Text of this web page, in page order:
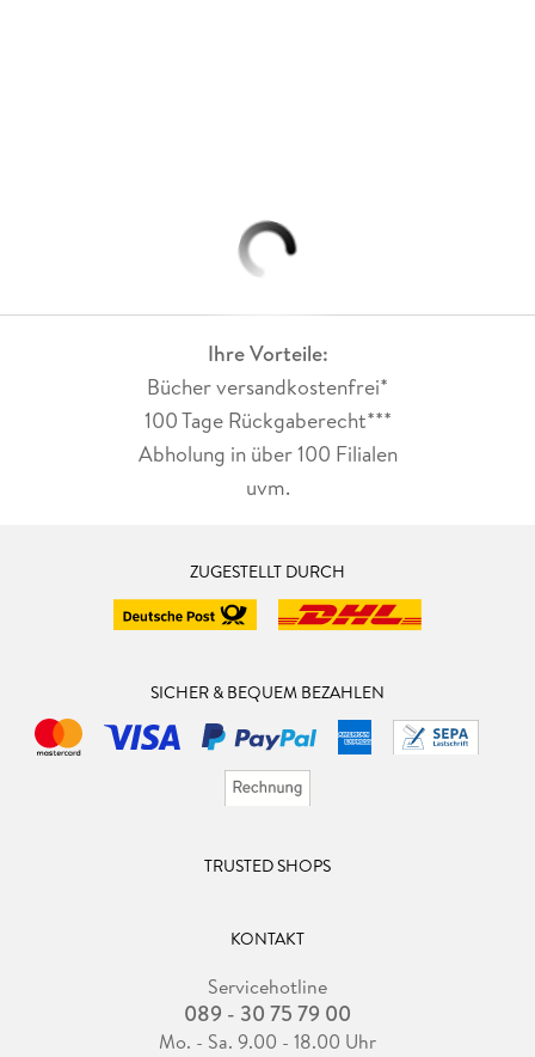
Ihre Vorteile:
Bücher versandkostenfrei*
100 Tage Rückgaberecht***
Abholung in über 100 Filialen
uvm.
ZUGESTELLT DURCH
SICHER & BEQUEM BEZAHLEN
TRUSTED SHOPS
KONTAKT
Servicehotline
089 - 30 75 79 00
Mo. - Sa. 9.00 - 18.00 Uhr